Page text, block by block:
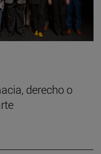
derecho o